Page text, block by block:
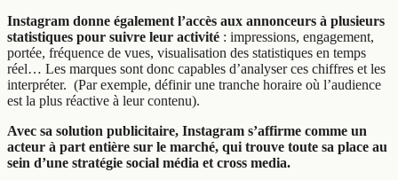
Instagram donne également l’accès aux annonceurs à plusieurs
statistiques pour suivre leur activité : impressions, engagement,
portée, fréquence de vues, visualisation des statistiques en temps
réel… Les marques sont donc capables d’analyser ces chiffres et les
interpréter. (Par exemple, définir une tranche horaire où l’audience
est la plus réactive à leur contenu).
Avec sa solution publicitaire, Instagram s’affirme comme un
acteur à part entière sur le marché, qui trouve toute sa place au
sein d’une stratégie social média et cross media.